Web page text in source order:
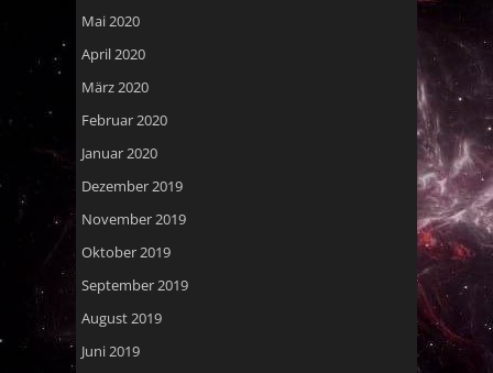
Mai 2020
April 2020
März 2020
Februar 2020
Januar 2020
Dezember 2019
November 2019
Oktober 2019
September 2019
August 2019
Juni 2019